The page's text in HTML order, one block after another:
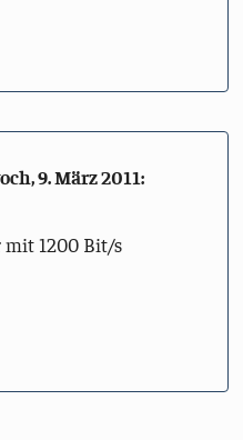
9. März 2011:
mit 1200 Bit/s